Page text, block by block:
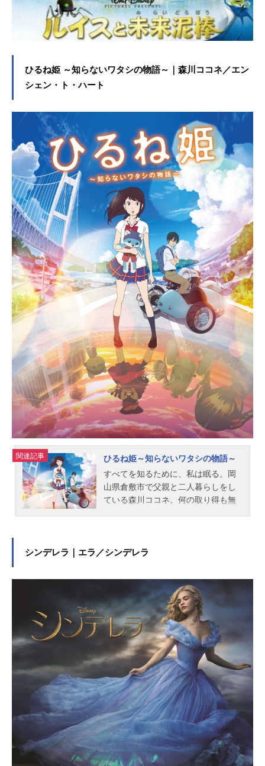
家バービー：アレクサンドラ・シッ
プ（沢城みゆき）ノーベル物理学賞
受賞バービー：エマ・マッキー（坂
鮎龍太郎）ケン：キングズリー・ベ
ひるね姫 ～知らないワタシの物語～｜森川ココネ／エン
シェン・ト・ハート
関連記事
ひるね姫～知らないワタシの物語～
すべてを知るために、私は眠る。岡
山県倉敷市で父親と二人暮らしをし
ている森川ココネ。何の取り得も無
同じ夢ばかり見るようになる。進路
と・・・考えなければいけないこと
がたくさんある彼女は寝てばかりも
いられない。無口で無愛想なココネ
の父親は、そんな彼女の様子を知っ
てか知らずか、自動車の改造にばか
り明け暮れている。2020年、東京オ
リンピックの3日前。突然父親が警察
に逮捕され東京に連行される。どう
しようもない父親ではあるが、そこ
までの悪事を働いたとはどうしても
思えない。ココネは次々と浮かび上
がる謎を解決しようと、幼馴じみの
大学生モリオを連れて東京に向かう
決意をする。その途上、彼女はいつ
も自分が見ている夢にこそ、事態を
シンデレラ｜エラ／シンデレラ